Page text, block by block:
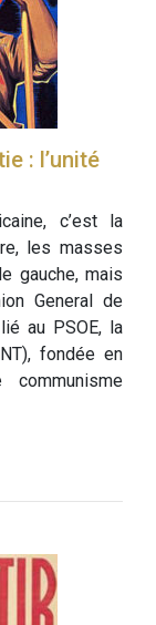
: l’unité
c’est la
les masses
gauche, mais
General de
au PSOE, la
fondée en